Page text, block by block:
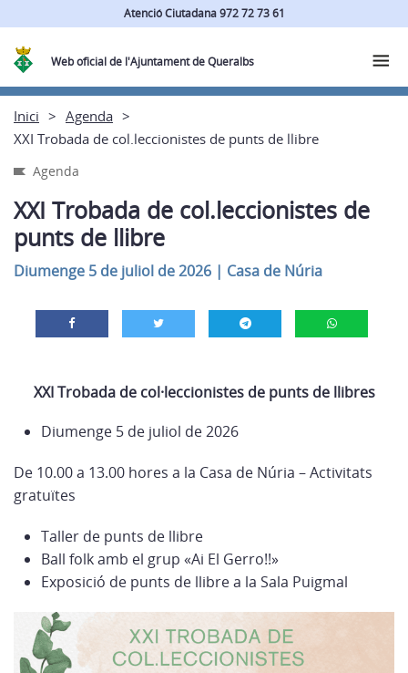
Atenció Ciutadana 972 72 73 61
Web oficial de l'Ajuntament de Queralbs
Inici
Agenda
XXI Trobada de col.leccionistes de punts de llibre
Agenda
XXI Trobada de col.leccionistes de
punts de llibre
Diumenge 5 de juliol de 2026 | Casa de Núria
XXI Trobada de col·leccionistes de punts de llibres
Diumenge 5 de juliol de 2026
De 10.00 a 13.00 hores a la Casa de Núria – Activitats
gratuïtes
Taller de punts de llibre
Ball folk amb el grup «Ai El Gerro!!»
Exposició de punts de llibre a la Sala Puigmal